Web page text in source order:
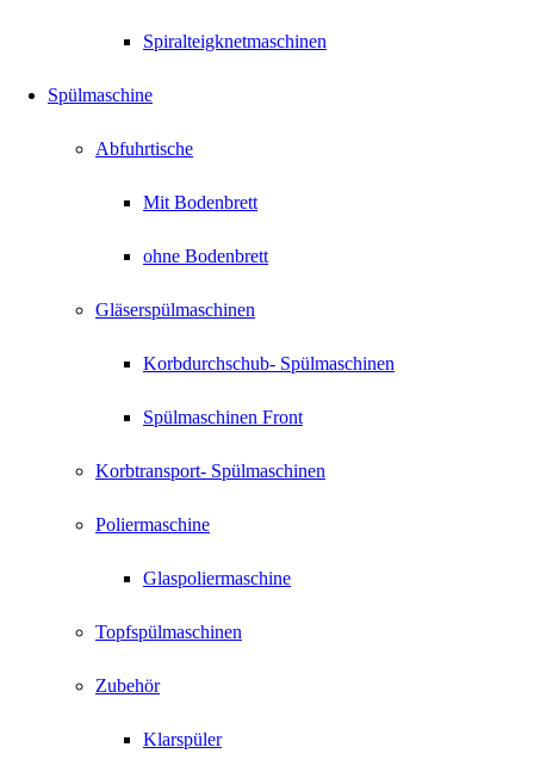
Spiralteigknetmaschinen
Spülmaschine
Abfuhrtische
Mit Bodenbrett
ohne Bodenbrett
Gläserspülmaschinen
Korbdurchschub- Spülmaschinen
Spülmaschinen Front
Korbtransport- Spülmaschinen
Poliermaschine
Glaspoliermaschine
Topfspülmaschinen
Zubehör
Klarspüler